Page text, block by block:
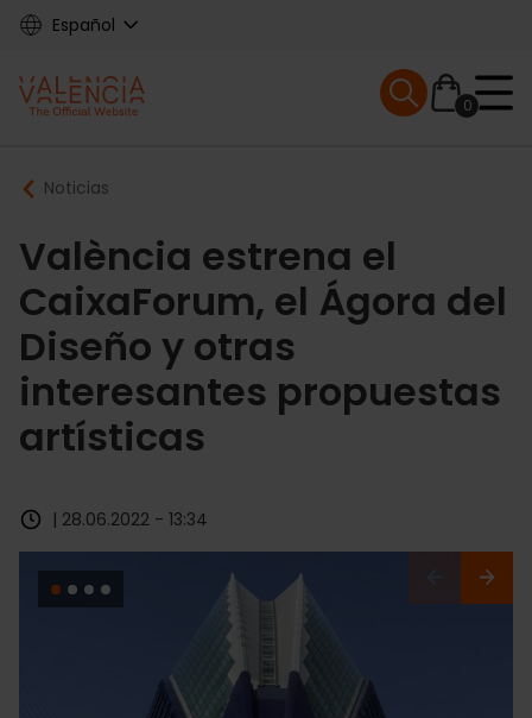
Skip
content
Español
Main
navigation
0
Mobile menu
Breadcrumb
Noticias
València estrena el
CaixaForum, el Ágora del
Diseño y otras
interesantes propuestas
artísticas
| 28.06.2022 - 13:34